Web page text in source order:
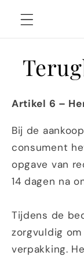
naar de
content
Artikel 6 –
Bij de
consument
opgave van
14 dagen na
Tijdens de
zorgvuldig
verpakking.